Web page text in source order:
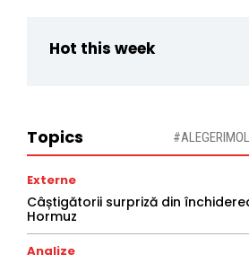
Hot this week
Topics
Externe
Câștigătorii surpriză din
Hormuz
Analize